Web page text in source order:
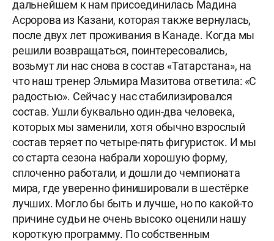
дальнейшем к нам присоединилась Мадина
Асророва из Казани, которая также вернулась,
после двух лет проживания в Канаде. Когда мы
решили возвращаться, поинтересовались,
возьмут ли нас снова в состав «Татарстана», на
что наш тренер Эльмира Мазитова ответила: «С
радостью». Сейчас у нас стабилизировался
состав. Ушли буквально один-два человека,
которых мы заменили, хотя обычно взрослый
состав теряет по четыре-пять фигуристок. И мы
со старта сезона набрали хорошую форму,
сплоченно работали, и дошли до чемпионата
мира, где уверенно финишировали в шестёрке
лучших. Могло бы быть и лучше, но по какой-то
причине судьи не очень высоко оценили нашу
короткую программу. По собственным